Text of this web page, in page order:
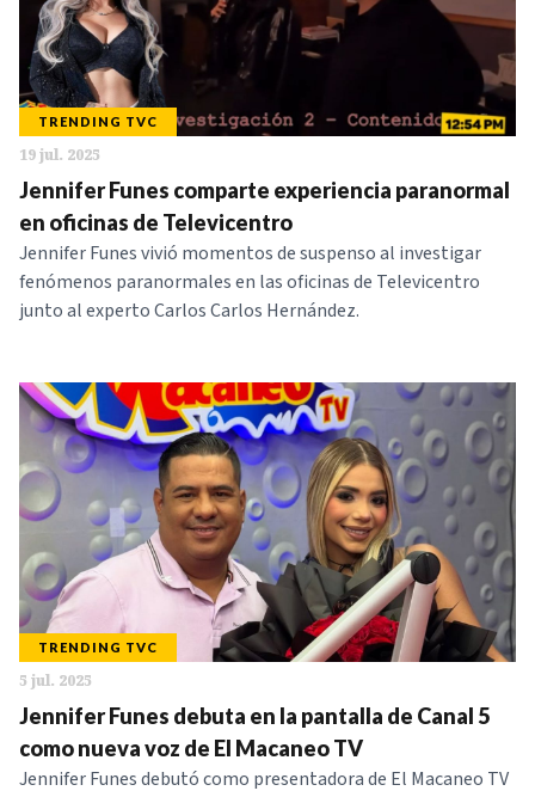
TRENDING TVC
19 jul. 2025
Jennifer Funes comparte experiencia paranormal
en oficinas de Televicentro
Jennifer Funes vivió momentos de suspenso al investigar
fenómenos paranormales en las oficinas de Televicentro
junto al experto Carlos Carlos Hernández.
TRENDING TVC
5 jul. 2025
Jennifer Funes debuta en la pantalla de Canal 5
como nueva voz de El Macaneo TV
Jennifer Funes debutó como presentadora de El Macaneo TV